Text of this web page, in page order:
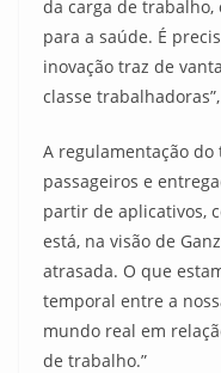
da carga de trabalho,
para a saúde. É
inovação traz de
classe
A regulamentação
passageiros e
partir de aplicativos,
está, na visão de
atrasada. O que
temporal entre a
mundo real em
de trabalho.”